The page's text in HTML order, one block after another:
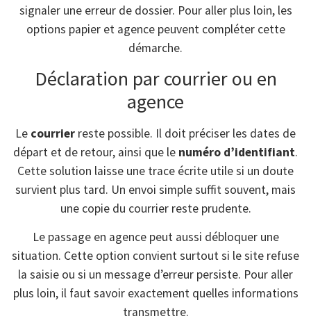
signaler une erreur de dossier. Pour aller plus loin, les
options papier et agence peuvent compléter cette
démarche.
Déclaration par courrier ou en
agence
Le courrier reste possible. Il doit préciser les dates de
départ et de retour, ainsi que le numéro d’identifiant.
Cette solution laisse une trace écrite utile si un doute
survient plus tard. Un envoi simple suffit souvent, mais
une copie du courrier reste prudente.
Le passage en agence peut aussi débloquer une
situation. Cette option convient surtout si le site refuse
la saisie ou si un message d’erreur persiste. Pour aller
plus loin, il faut savoir exactement quelles informations
transmettre.